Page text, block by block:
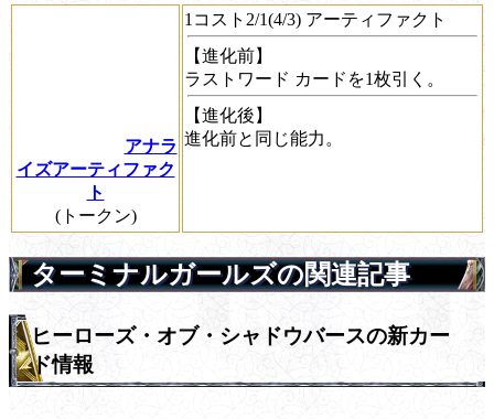
アナラ
イズアーティファク
ト
(トークン)
1コスト2/1(4/3) アーティファクト
【進化前】
ラストワード カードを1枚引く。
【進化後】
進化前と同じ能力。
ターミナルガールズの関連記事
ヒーローズ・オブ・シャドウバースの新カー
ド情報